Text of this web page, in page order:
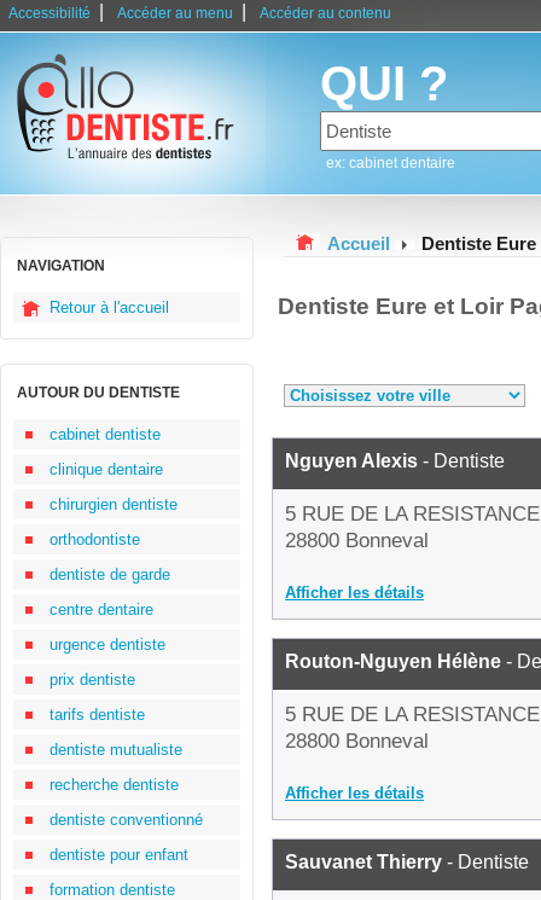
Accessibilité Accéder au menu Accéder au contenu
QUI ?
ex: cabinet dentaire
NAVIGATION
Retour à l'accueil
AUTOUR DU DENTISTE
cabinet dentiste
clinique dentaire
chirurgien dentiste
orthodontiste
dentiste de garde
centre dentaire
urgence dentiste
prix dentiste
tarifs dentiste
dentiste mutualiste
recherche dentiste
dentiste conventionné
dentiste pour enfant
formation dentiste
Accueil Dentiste
Dentiste Eure et Loir
Nguyen Alexis - Dentiste
5 RUE DE LA RESISTANCE
28800 Bonneval
Afficher les détails
Routon-Nguyen Hélène -
5 RUE DE LA RESISTANCE
28800 Bonneval
Afficher les détails
Sauvanet Thierry - Dentiste